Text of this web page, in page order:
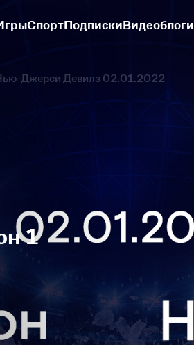
СпортПодпискиВидеоблоги
Джерси Девилз 02.01.2022
1